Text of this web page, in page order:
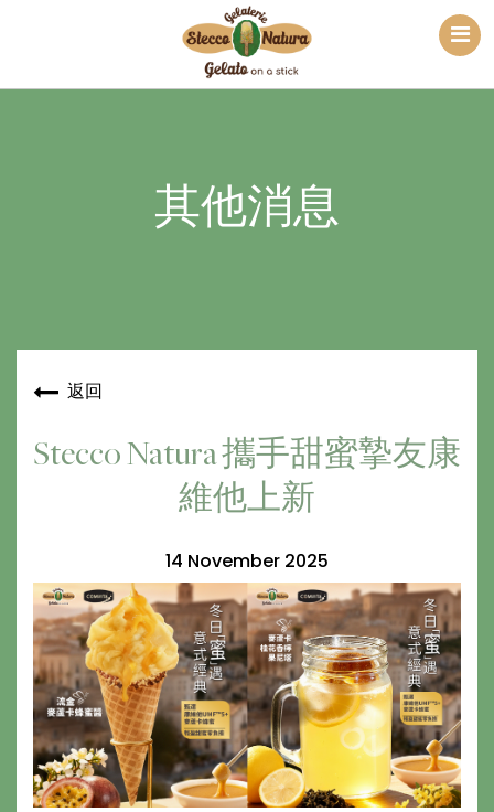
其他消息
返回
Stecco Natura 攜手甜蜜摯友康
維他上新
14 November 2025